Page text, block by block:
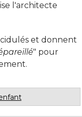
l'architecte
et donnent
" pour